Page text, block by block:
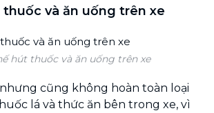
thuốc và ăn uống trên xe
hút thuốc và ăn uống trên xe
cũng không hoàn toàn loại
lá và thức ăn bên trong xe, vì